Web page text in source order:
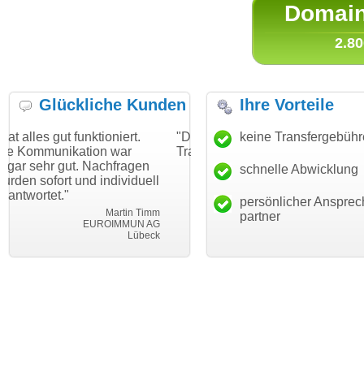
Glückliche Kunden
war
individuell
"Danke für den schnellen
Transfer und guten Service!"
Thomas Schäfer
i can eckert communication GmbH
"Ich bin
haben. Die
mein Business
Ihre Vorteile
keine
schnelle Abwicklung
persönlicher
partner